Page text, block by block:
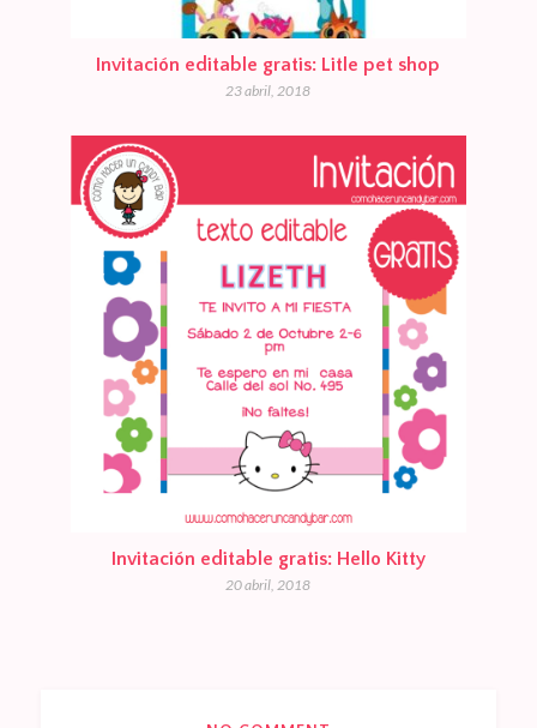
Invitación editable gratis: Litle pet shop
23 abril, 2018
Invitación editable gratis: Hello Kitty
20 abril, 2018